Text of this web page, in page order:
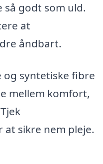
så godt som uld.
at
åndbart.
syntetiske fibre
mellem komfort,
sikre nem pleje.